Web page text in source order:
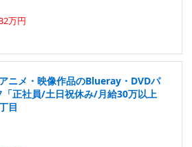
万円
ニメ・映像作品のBlueray・DVDパ
「正社員/土日祝休み/月給30万以上
目